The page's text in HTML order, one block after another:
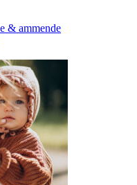
& ammende